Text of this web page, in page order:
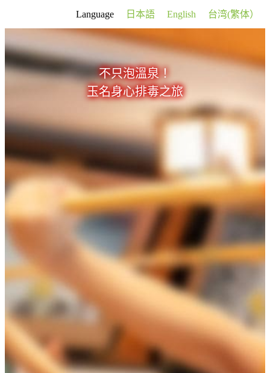
Language 日本語 English 台湾(繁体）
不只泡溫泉！
玉名身心排毒之旅